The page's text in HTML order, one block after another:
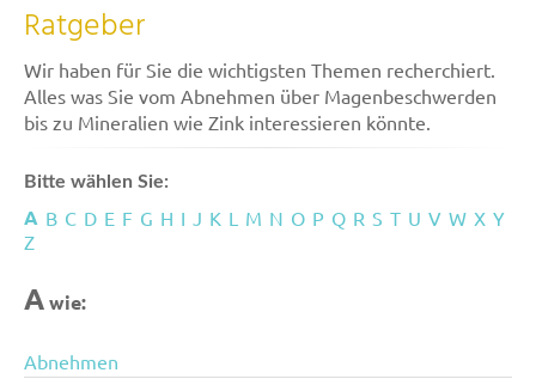
Ratgeber
Wir haben für Sie die wichtigsten Themen recherchiert.
Alles was Sie vom Abnehmen über Magenbeschwerden
bis zu Mineralien wie Zink interessieren könnte.
Bitte wählen Sie:
A B C D E F G H I J K L M N O P Q R S T U V W X Y
Z
Awie:
Abnehmen